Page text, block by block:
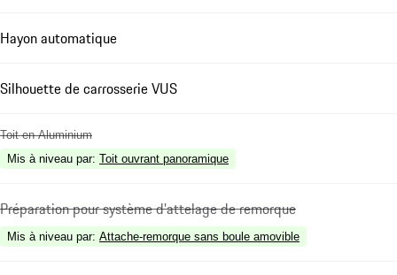
Hayon automatique
Silhouette de carrosserie VUS
Toit en Aluminium
Mis à niveau par: Toit ouvrant panoramique
Préparation pour système d'attelage de remorque
Mis à niveau par: Attache-remorque sans boule amovible